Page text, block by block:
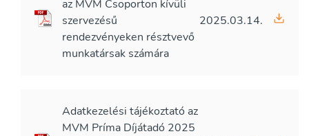
az MVM Csoporton kívüli
szervezésű
rendezvényeken résztvevő
munkatársak számára
2025.03.14.
Adatkezelési tájékoztató az
MVM Príma Díjátadó 2025